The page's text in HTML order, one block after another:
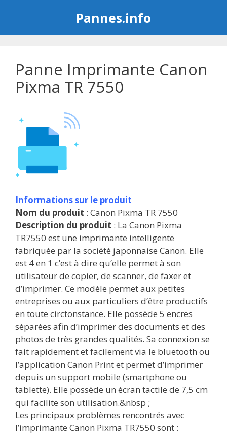
Pannes.info
Panne Imprimante Canon
Pixma TR 7550
Informations sur le produit
Nom du produit : Canon Pixma TR 7550
Description du produit : La Canon Pixma
TR7550 est une imprimante intelligente
fabriquée par la société japonnaise Canon. Elle
est 4 en 1 c’est à dire qu’elle permet à son
utilisateur de copier, de scanner, de faxer et
d’imprimer. Ce modèle permet aux petites
entreprises ou aux particuliers d’être productifs
en toute circtonstance. Elle possède 5 encres
séparées afin d’imprimer des documents et des
photos de très grandes qualités. Sa connexion se
fait rapidement et facilement via le bluetooth ou
l’application Canon Print et permet d’imprimer
depuis un support mobile (smartphone ou
tablette). Elle possède un écran tactile de 7,5 cm
qui facilite son utilisation.&nbsp ;
Les principaux problèmes rencontrés avec
l’imprimante Canon Pixma TR7550 sont :